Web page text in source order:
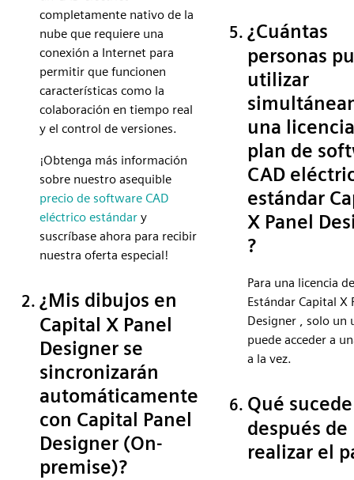
completamente nativo de la
nube que requiere una
conexión a Internet para
permitir que funcionen
características como la
colaboración en tiempo real
y el control de versiones.
¡Obtenga más información
sobre nuestro asequible
precio de software CAD
eléctrico estándar y
suscríbase ahora para recibir
nuestra oferta especial!
¿Mis dibujos en
Capital X Panel
Designer se
sincronizarán
automáticamente
con Capital Panel
Designer (On-
premise)?
¿Cuántas
personas
utilizar
una
plan de
CAD
estándar
X Panel
?
Para una licencia
Estándar Capital X
Designer , solo un
puede acceder a
a la vez.
Qué sucede
después de
realizar el